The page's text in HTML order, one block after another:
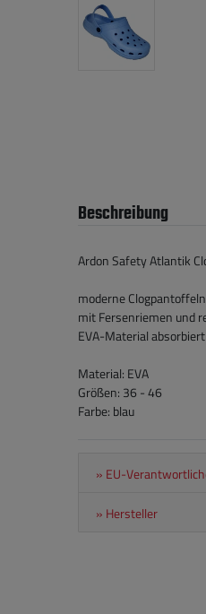
Beschreibung
Ardon Safety Atlantik
moderne Clogpantoffeln
mit Fersenriemen und
EVA-Material
Material: EVA
Größen: 36 - 46
Farbe: blau
» EU-
» Hersteller